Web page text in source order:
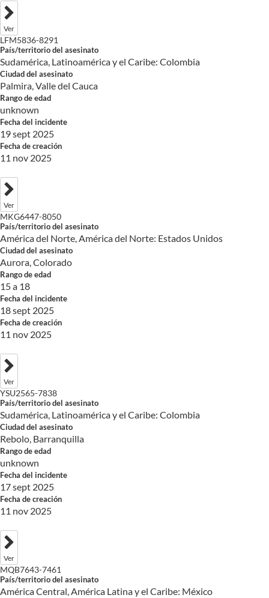
Ver
LFM5836-8291
País/territorio del asesinato
Sudamérica, Latinoamérica y el Caribe: Colombia
Ciudad del asesinato
Palmira, Valle del Cauca
Rango de edad
unknown
Fecha del incidente
19 sept 2025
Fecha de creación
11 nov 2025
Ver
MKG6447-8050
País/territorio del asesinato
América del Norte, América del Norte: Estados Unidos
Ciudad del asesinato
Aurora, Colorado
Rango de edad
15 a 18
Fecha del incidente
18 sept 2025
Fecha de creación
11 nov 2025
Ver
YSU2565-7838
País/territorio del asesinato
Sudamérica, Latinoamérica y el Caribe: Colombia
Ciudad del asesinato
Rebolo, Barranquilla
Rango de edad
unknown
Fecha del incidente
17 sept 2025
Fecha de creación
11 nov 2025
Ver
MQB7643-7461
País/territorio del asesinato
América Central, América Latina y el Caribe: México